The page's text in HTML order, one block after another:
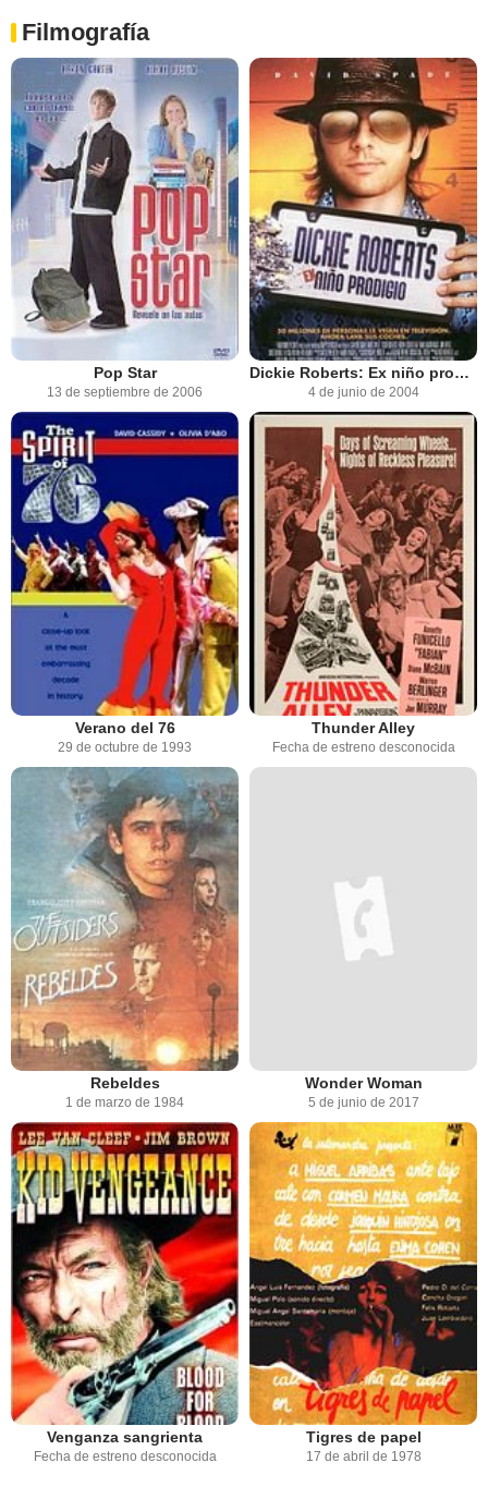
Filmografía
Pop Star
13 de septiembre de 2006
Dickie Roberts: Ex niño prodigio
4 de junio de 2004
Verano del 76
29 de octubre de 1993
Thunder Alley
Fecha de estreno desconocida
Rebeldes
1 de marzo de 1984
Wonder Woman
5 de junio de 2017
Venganza sangrienta
Fecha de estreno desconocida
Tigres de papel
17 de abril de 1978